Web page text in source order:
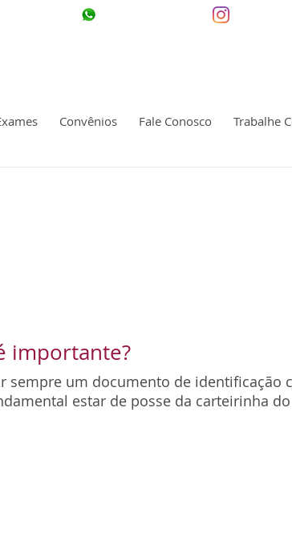
Convênios Fale Conosco Trabalhe
importante?
sempre um documento de identificação
estar de posse da carteirinha do